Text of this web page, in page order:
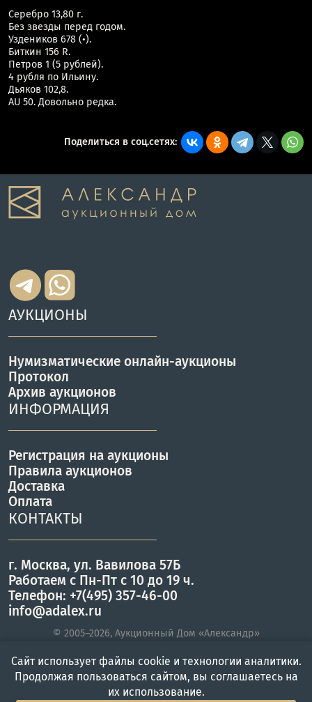
Серебро 13,80 г.
Без звезды перед годом.
Уздеников 678 (•).
Биткин 156 R.
Петров 1 (5 рублей).
4 рубля по Ильину.
Дьяков 102,8.
AU 50. Довольно редка.
Поделиться в соц.сетях:
АУКЦИОНЫ
Нумизматические онлайн-аукционы
Протокол
Архив аукционов
ИНФОРМАЦИЯ
Регистрация на аукционы
Правила аукционов
Доставка
Оплата
КОНТАКТЫ
г. Москва, ул. Вавилова 57Б
Работаем с Пн-Пт с 10 до 19 ч.
Телефон: +7(495) 357-46-00
info@adalex.ru
© 2005–2026, Аукционный Дом «Александр»
Сайт использует файлы cookie и технологии аналитики.
Продолжая пользоваться сайтом, вы соглашаетесь на
их использование.
Главная Войти Меню